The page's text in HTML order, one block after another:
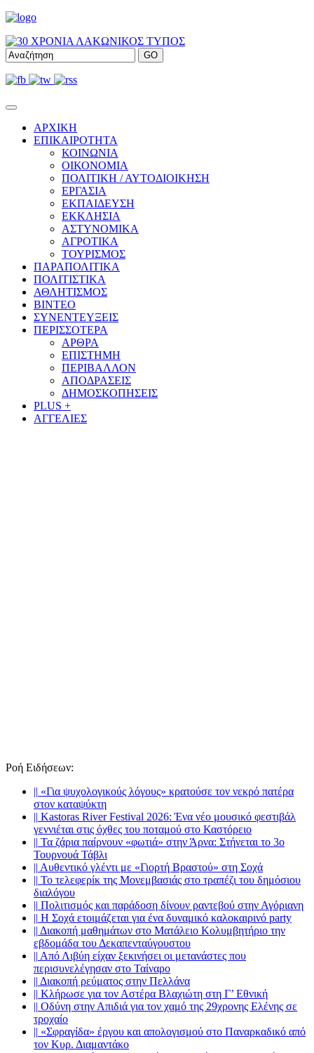
ΑΡΧΙΚΗ
ΕΠΙΚΑΙΡΟΤΗΤΑ
ΚΟΙΝΩΝΙΑ
ΟΙΚΟΝΟΜΙΑ
ΠΟΛΙΤΙΚΗ / ΑΥΤΟΔΙΟΙΚΗΣΗ
ΕΡΓΑΣΙΑ
ΕΚΠΑΙΔΕΥΣΗ
ΕΚΚΛΗΣΙΑ
ΑΣΤΥΝΟΜΙΚΑ
ΑΓΡΟΤΙΚΑ
ΤΟΥΡΙΣΜΟΣ
ΠΑΡΑΠΟΛΙΤΙΚΑ
ΠΟΛΙΤΙΣΤΙΚΑ
ΑΘΛΗΤΙΣΜΟΣ
ΒΙΝΤΕΟ
ΣΥΝΕΝΤΕΥΞΕΙΣ
ΠΕΡΙΣΣΟΤΕΡΑ
ΑΡΘΡΑ
ΕΠΙΣΤΗΜΗ
ΠΕΡΙΒΑΛΛΟΝ
ΑΠΟΔΡΑΣΕΙΣ
ΔΗΜΟΣΚΟΠΗΣΕΙΣ
PLUS +
ΑΓΓΕΛΙΕΣ
Ροή Ειδήσεων:
|| «Για ψυχολογικούς λόγους» κρατούσε τον νεκρό πατέρα
στον καταψύκτη
|| Kastoras River Festival 2026: Ένα νέο μουσικό φεστιβάλ
γεννιέται στις όχθες του ποταμού στο Καστόρειο
|| Τα ζάρια παίρνουν «φωτιά» στην Άρνα: Στήνεται το 3ο
Τουρνουά Τάβλι
|| Αυθεντικό γλέντι με «Γιορτή Βραστού» στη Σοχά
|| Το τελεφερίκ της Μονεμβασιάς στο τραπέζι του δημόσιου
διαλόγου
|| Πολιτισμός και παράδοση δίνουν ραντεβού στην Αγόριανη
|| Η Σοχά ετοιμάζεται για ένα δυναμικό καλοκαιρινό party
|| Διακοπή μαθημάτων στο Ματάλειο Κολυμβητήριο την
εβδομάδα του Δεκαπενταύγουστου
|| Από Λιβύη είχαν ξεκινήσει οι μετανάστες που
περισυνελέγησαν στο Ταίναρο
|| Διακοπή ρεύματος στην Πελλάνα
|| Κλήρωσε για τον Αστέρα Βλαχιώτη στη Γ’ Εθνική
|| Οδύνη στην Απιδιά για τον χαμό της 29χρονης Ελένης σε
τροχαίο
|| «Σφραγίδα» έργου και απολογισμού στο Παναρκαδικό από
τον Κυρ. Διαμαντάκο